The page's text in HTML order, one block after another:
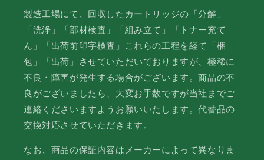
製造工場にて、回収したカートリッジの「分解」
「洗浄」「部材検査」「組み立て」「トナー充て
ん」「出荷前印字検査」これらの工程を経て「梱
包」「出荷」させていただいておりますが、極稀に
不良・障害が発生する場合がございます。商品の不
良がございましたら、大変お手数ですが当社までご
連絡くださいますようお願いいたします。代替品の
交換対応させていただきます。
なお、商品の保証内容はメーカーによって異なりま